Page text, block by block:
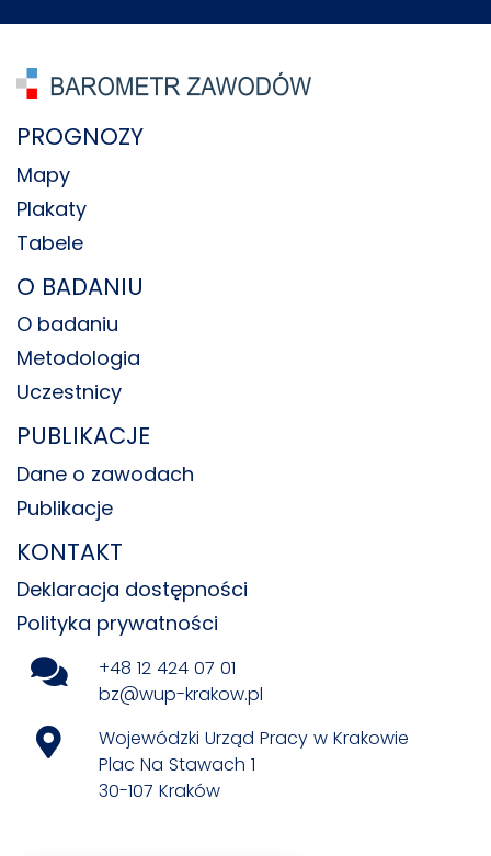
PROGNOZY
Mapy
Plakaty
Tabele
O BADANIU
O badaniu
Metodologia
Uczestnicy
PUBLIKACJE
Dane o zawodach
Publikacje
KONTAKT
Deklaracja dostępności
Polityka prywatności
+48 12 424 07 01
bz@wup-krakow.pl
Wojewódzki Urząd Pracy w Krakowie
Plac Na Stawach 1
30-107 Kraków